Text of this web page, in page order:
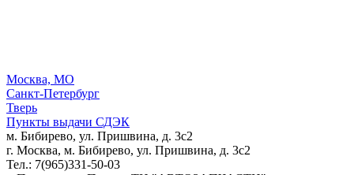
Москва, МО
Санкт-Петербург
Тверь
Пункты выдачи СДЭК
м. Бибирево, ул. Пришвина, д. 3с2
г. Москва, м. Бибирево, ул. Пришвина, д. 3с2
Тел.: 7(965)331-50-03